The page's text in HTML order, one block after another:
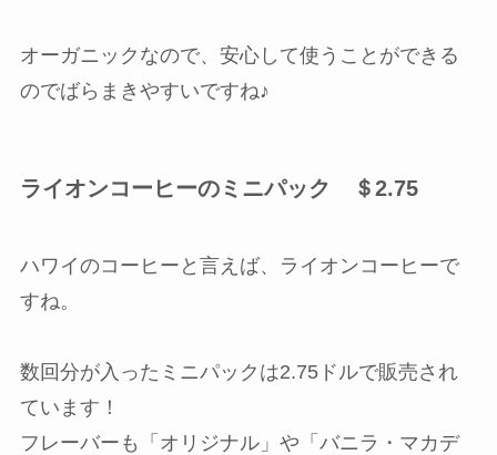
オーガニックなので、安心して使うことができる
のでばらまきやすいですね♪
ライオンコーヒーのミニパック ＄2.75
ハワイのコーヒーと言えば、ライオンコーヒーで
すね。
数回分が入ったミニパックは2.75ドルで販売され
ています！
フレーバーも「オリジナル」や「バニラ・マカデ